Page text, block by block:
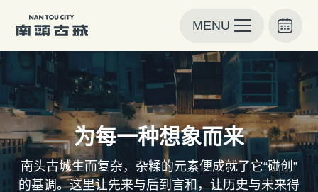
MENU
为每⼀种想象而来
南头古城⽣⽽复杂，杂糅的元素便成就了它“碰创”
的基调。这⾥让先来与后到⾔和，让历史与未来得